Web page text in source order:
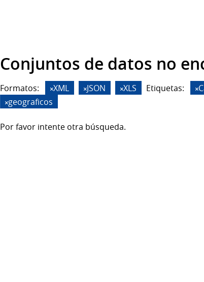
Conjuntos de datos no
Formatos: XML JSON XLS Etiquetas:
geograficos
Por favor intente otra búsqueda.